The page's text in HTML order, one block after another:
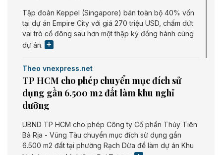
Tập đoàn Keppel (Singapore) bán toàn bộ 40% vốn
tại dự án Empire City với giá 270 triệu USD, chấm dứt
vai trò cổ đông sau hơn một thập kỷ đồng hành cùng
dự án.
Theo vnexpress.net
TP HCM cho phép chuyển mục đích sử
dụng gần 6.500 m2 đất làm khu nghỉ
dưỡng
UBND TP HCM cho phép Công ty Cổ phần Thủy Tiên
Bà Rịa - Vũng Tàu chuyển mục đích sử dụng gần
6.500 m2 đất tại phường Rạch Dừa để làm dự án Khu